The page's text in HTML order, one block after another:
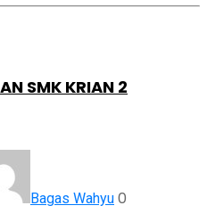
SMK KRIAN 2
Bagas Wahyu 0